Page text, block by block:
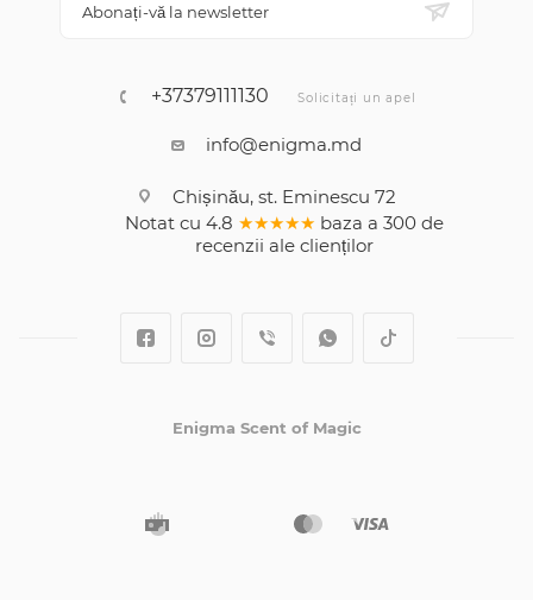
Abonați-vă la newsletter
+37379111130 Solicitați un apel
info@enigma.md
Chișinău, st. Eminescu 72
Notat cu 4.8 ★★★★★ baza a 300 de
recenzii ale clienților
Enigma Scent of Magic